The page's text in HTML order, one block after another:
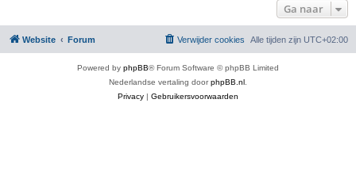
Ga naar
Website Forum Alle tijden zijn UTC+02:00
Verwijder cookies
Powered by phpBB® Forum Software © phpBB Limited
Nederlandse vertaling doorphpBB.nl
Privacy | Gebruikersvoorwaarden